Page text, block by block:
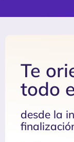
Te
todo
desde la